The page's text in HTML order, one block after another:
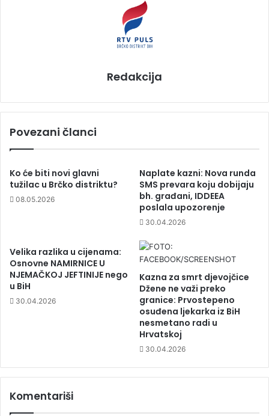
Redakcija
Povezani članci
Ko će biti novi glavni
tužilac u Brčko distriktu?
08.05.2026
Naplate kazni: Nova runda
SMS prevara koju dobijaju
bh. građani, IDDEEA
poslala upozorenje
30.04.2026
Velika razlika u cijenama:
Osnovne NAMIRNICE U
NJEMAČKOJ JEFTINIJE nego
u BiH
30.04.2026
Kazna za smrt djevojčice
Džene ne važi preko
granice: Prvostepeno
osuđena ljekarka iz BiH
nesmetano radi u
Hrvatskoj
30.04.2026
Komentariši